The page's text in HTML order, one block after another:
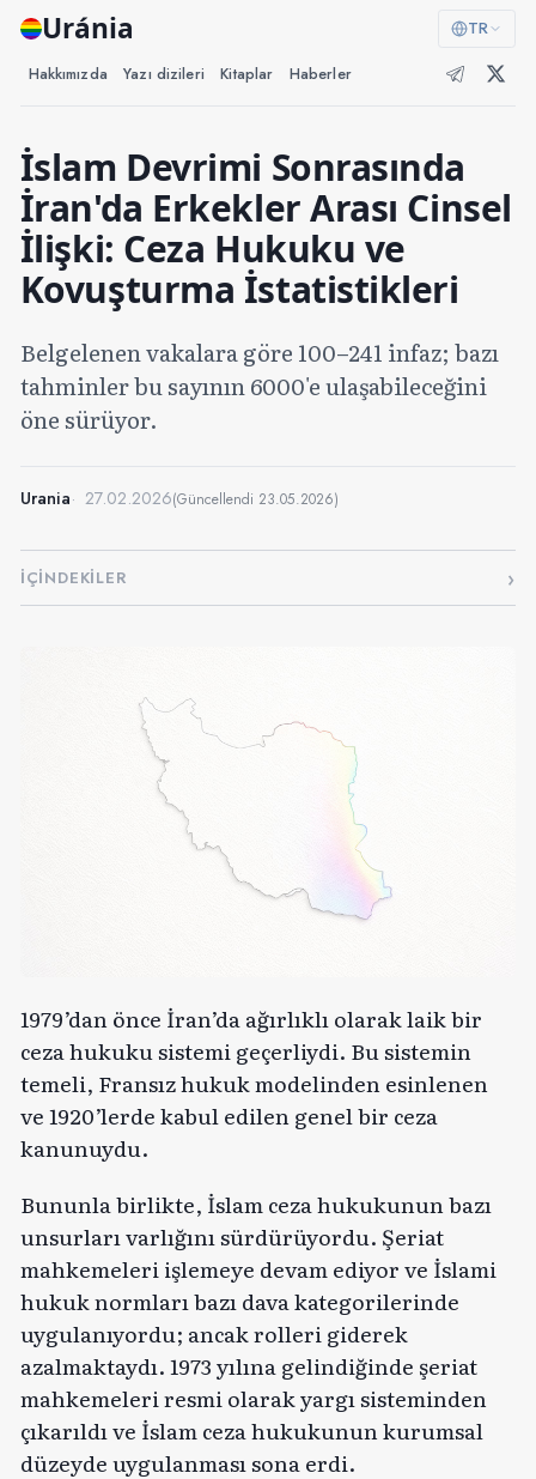
Uránia TR
Hakkımızda Yazı dizileri Kitaplar Haberler
İslam Devrimi Sonrasında
İran'da Erkekler Arası Cinsel
İlişki: Ceza Hukuku ve
Kovuşturma İstatistikleri
Belgelenen vakalara göre 100–241 infaz; bazı
tahminler bu sayının 6000'e ulaşabileceğini
öne sürüyor.
Urania 27.02.2026(Güncellendi 23.05.2026)
İÇINDEKILER
1979’dan önce İran’da ağırlıklı olarak laik bir
ceza hukuku sistemi geçerliydi. Bu sistemin
temeli, Fransız hukuk modelinden esinlenen
ve 1920’lerde kabul edilen genel bir ceza
kanunuydu.
Bununla birlikte, İslam ceza hukukunun bazı
unsurları varlığını sürdürüyordu. Şeriat
mahkemeleri işlemeye devam ediyor ve İslami
hukuk normları bazı dava kategorilerinde
uygulanıyordu; ancak rolleri giderek
azalmaktaydı. 1973 yılına gelindiğinde şeriat
mahkemeleri resmi olarak yargı sisteminden
çıkarıldı ve İslam ceza hukukunun kurumsal
düzeyde uygulanması sona erdi.